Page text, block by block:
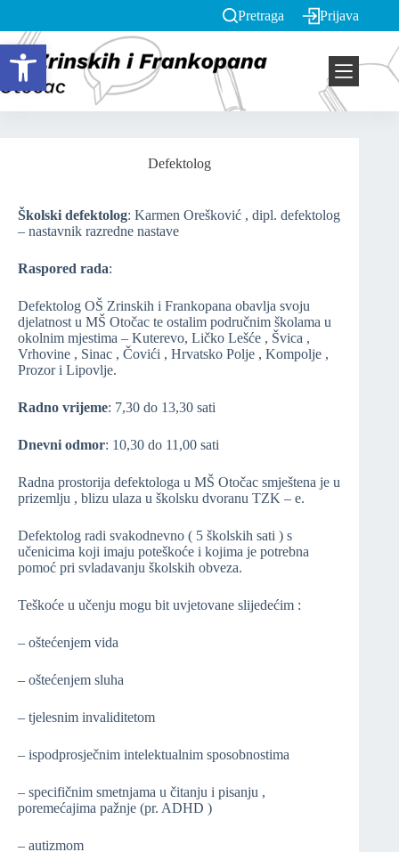
Open toolbar
Pretraga Prijava
Defektolog
Školski defektolog: Karmen Orešković , dipl. defektolog
– nastavnik razredne nastave
Raspored rada:
Defektolog OŠ Zrinskih i Frankopana obavlja svoju
djelatnost u MŠ Otočac te ostalim područnim školama u
okolnim mjestima – Kuterevo, Ličko Lešće , Švica ,
Vrhovine , Sinac , Čovići , Hrvatsko Polje , Kompolje ,
Prozor i Lipovlje.
Radno vrijeme: 7,30 do 13,30 sati
Dnevni odmor: 10,30 do 11,00 sati
Radna prostorija defektologa u MŠ Otočac smještena je u
prizemlju , blizu ulaza u školsku dvoranu TZK – e.
Defektolog radi svakodnevno ( 5 školskih sati ) s
učenicima koji imaju poteškoće i kojima je potrebna
pomoć pri svladavanju školskih obveza.
Teškoće u učenju mogu bit uvjetovane slijedećim :
– oštećenjem vida
– oštećenjem sluha
– tjelesnim invaliditetom
– ispodprosječnim intelektualnim sposobnostima
– specifičnim smetnjama u čitanju i pisanju ,
poremećajima pažnje (pr. ADHD )
– autizmom